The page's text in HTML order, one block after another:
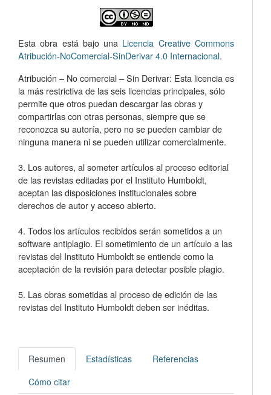
Resumen Estadísticas
Referencias
Cómo citar
Esta obra está bajo una Licencia Creative Commons
Atribución-NoComercial-SinDerivar 4.0 Internacional.
Atribución – No comercial – Sin Derivar: Esta licencia es
la más restrictiva de las seis licencias principales, sólo
permite que otros puedan descargar las obras y
compartirlas con otras personas, siempre que se
reconozca su autoría, pero no se pueden cambiar de
ninguna manera ni se pueden utilizar comercialmente.
3. Los autores, al someter artículos al proceso editorial
de las revistas editadas por el Instituto Humboldt,
aceptan las disposiciones institucionales sobre
derechos de autor y acceso abierto.
4. Todos los artículos recibidos serán sometidos a un
software antiplagio. El sometimiento de un artículo a las
revistas del Instituto Humboldt se entiende como la
aceptación de la revisión para detectar posible plagio.
5. Las obras sometidas al proceso de edición de las
revistas del Instituto Humboldt deben ser inéditas.